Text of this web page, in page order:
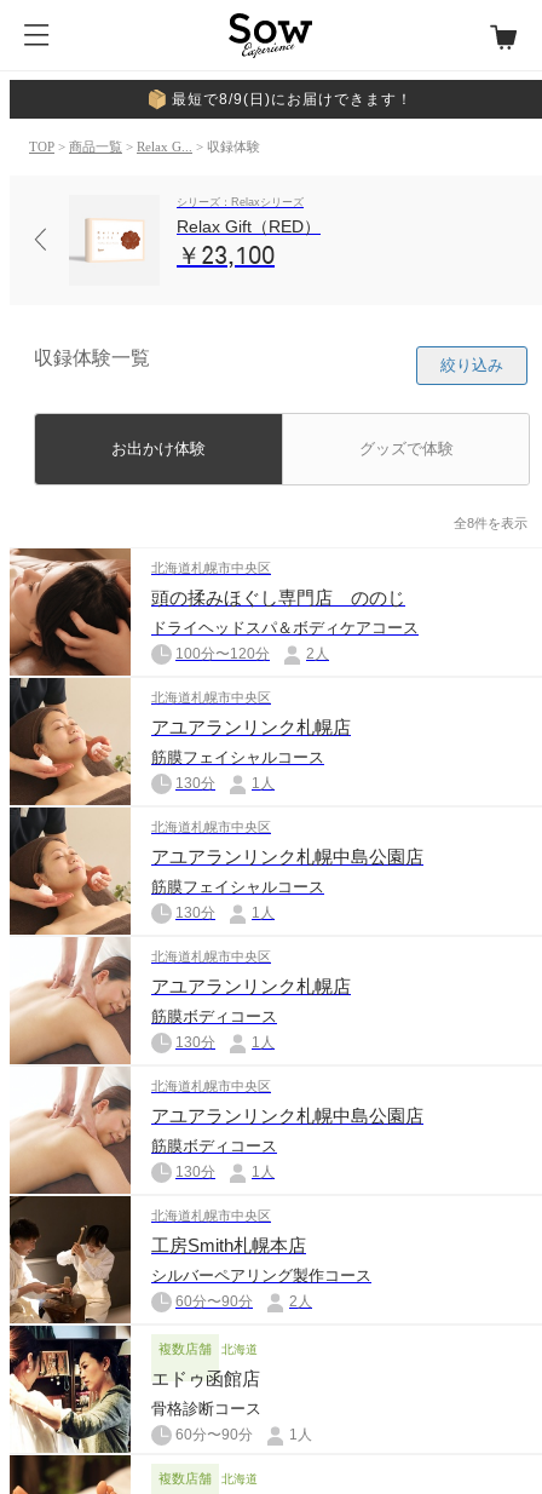
最短で8/9(日)にお届けできます！
TOP > 商品一覧 > Relax G... > 収録体験
シリーズ：Relaxシリーズ
Relax Gift（RED）
￥23,100
収録体験一覧 絞り込み
お出かけ体験 グッズで体験
全8件を表示
北海道札幌市中央区
頭の揉みほぐし専門店 ののじ
ドライヘッドスパ＆ボディケアコース
100分〜120分 2人
北海道札幌市中央区
アユアランリンク札幌店
筋膜フェイシャルコース
130分 1人
北海道札幌市中央区
アユアランリンク札幌中島公園店
筋膜フェイシャルコース
130分 1人
北海道札幌市中央区
アユアランリンク札幌店
筋膜ボディコース
130分 1人
北海道札幌市中央区
アユアランリンク札幌中島公園店
筋膜ボディコース
130分 1人
北海道札幌市中央区
工房Smith札幌本店
シルバーペアリング製作コース
60分〜90分 2人
複数店舗 北海道
エドゥ函館店
骨格診断コース
60分〜90分 1人
複数店舗 北海道